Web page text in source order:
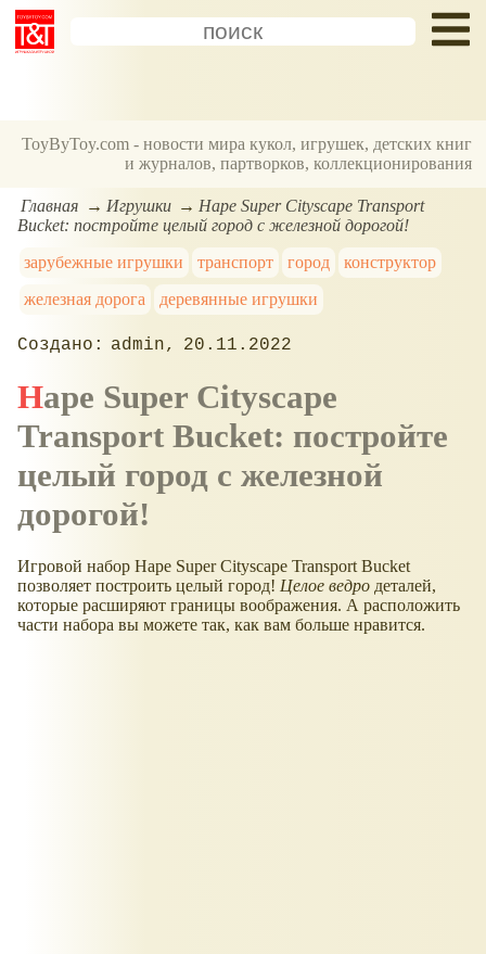
ToyByToy.com - новости мира кукол, игрушек, детских книг
и журналов, партворков, коллекционирования
Главная Игрушки
Hape Super Cityscape Transport
Bucket: постройте целый город с железной дорогой!
зарубежные игрушки
транспорт город
конструктор
железная дорога
деревянные игрушки
admin 20.11.2022
Hape Super Cityscape
Transport Bucket: постройте
целый город с железной
дорогой!
Игровой набор Hape Super Cityscape Transport Bucket
позволяет построить целый город! Целое ведро деталей,
которые расширяют границы воображения. А расположить
части набора вы можете так, как вам больше нравится.